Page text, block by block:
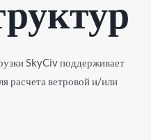
SkyCiv поддерживает
расчета ветровой и/или